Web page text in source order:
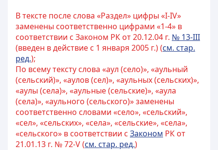
В тексте после слова «Раздел» цифры «I-IV»
заменены соответственно цифрами «1-4» в
соответствии с Законом РК от 20.12.04 г. № 13-III
(введен в действие c 1 января 2005 г.) (см. стар.
ред.);
По всему тексту слова «аул (село)», «аульный
(сельский)», «аулов (сел)», «аульных (сельских)»,
«аулы (села)», «аульные (сельские)», «аула
(села)», «аульного (сельского)» заменены
соответственно словами «село», «сельский»,
«сел», «сельских», «села», «сельские», «села»,
«сельского» в соответствии с Законом РК от
21.01.13 г. № 72-V (см. стар. ред.)